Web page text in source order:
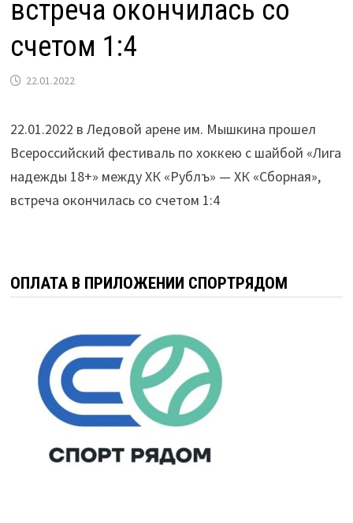
встреча окончилась со
счетом 1:4
22.01.2022
22.01.2022 в Ледовой арене им. Мышкина прошел
Всероссийский фестиваль по хоккею с шайбой «Лига
надежды 18+» между ХК «Рублъ» — ХК «Сборная»,
встреча окончилась со счетом 1:4
ОПЛАТА В ПРИЛОЖЕНИИ СПОРТРЯДОМ